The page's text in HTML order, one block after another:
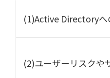
(1)Active Directoryへ
(2)ユーザーリスクや